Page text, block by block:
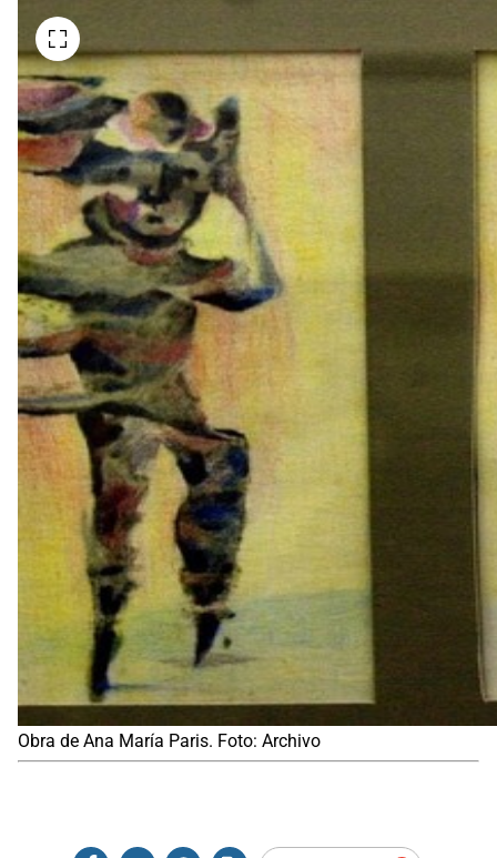
Obra de Ana María Paris. Foto: Archivo